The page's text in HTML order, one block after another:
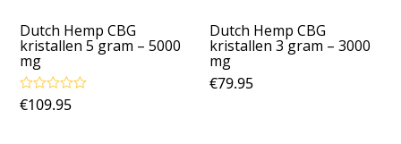
Dutch Hemp CBG
kristallen 5 gram – 5000
mg
Gewaardeerd
5.00 uit 5
€109.95
Dutch Hemp CBG
kristallen 3 gram – 3000
mg
€79.95